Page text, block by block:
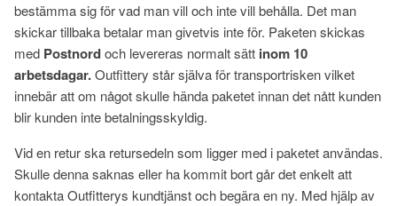
bestämma sig för vad man vill och inte vill behålla. Det man
skickar tillbaka betalar man givetvis inte för. Paketen skickas
med Postnordoch levereras normalt sätt inom 10
arbetsdagar.Outfittery står själva för transportrisken vilket
innebär att om något skulle hända paketet innan det nått kunden
blir kunden inte betalningsskyldig.
Vid en retur ska retursedeln som ligger med i paketet användas.
Skulle denna saknas eller ha kommit bort går det enkelt att
kontakta Outfitterys kundtjänst och begära en ny. Med hjälp av